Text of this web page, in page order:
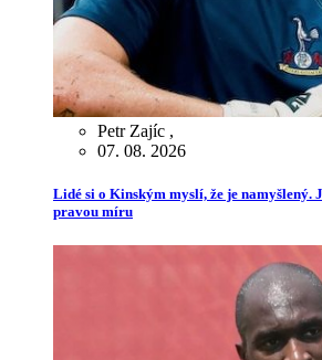
Petr Zajíc ,
07. 08. 2026
Lidé si o Kinským myslí, že je namyšlený.
pravou míru